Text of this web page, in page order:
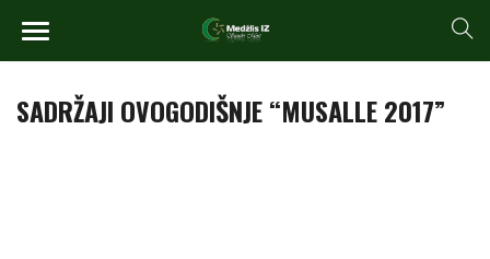
SADRŽAJI OVOGODIŠNJE “MUSALLE 2017”